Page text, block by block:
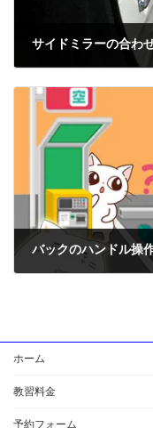
サイドミラーの合わ
バックのハンドル操
ホーム
教習料金
予約フォーム